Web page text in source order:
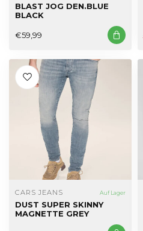
BLAST JOG DEN.BLUE
BLACK
€59,99
CARS JEANS Auf Lager
DUST SUPER SKINNY
MAGNETTE GREY